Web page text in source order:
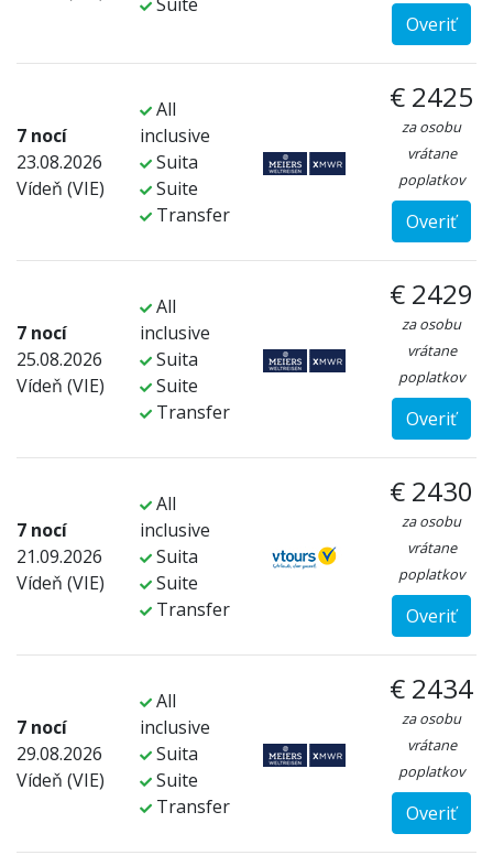
Overiť
7 nocí
23.08.2026
Vídeň (VIE)
All
inclusive
Suita
Suite
Transfer
€ 2425
za osobu
vrátane
poplatkov
Overiť
7 nocí
25.08.2026
Vídeň (VIE)
All
inclusive
Suita
Suite
Transfer
€ 2429
za osobu
vrátane
poplatkov
Overiť
7 nocí
21.09.2026
Vídeň (VIE)
All
inclusive
Suita
Suite
Transfer
€ 2430
za osobu
vrátane
poplatkov
Overiť
7 nocí
29.08.2026
Vídeň (VIE)
All
inclusive
Suita
Suite
Transfer
€ 2434
za osobu
vrátane
poplatkov
Overiť